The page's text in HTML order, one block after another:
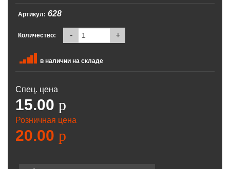
Артикул: 628
Количество: - +
в наличии на складе
Спец. цена
15.00 p
Розничная цена
20.00 p